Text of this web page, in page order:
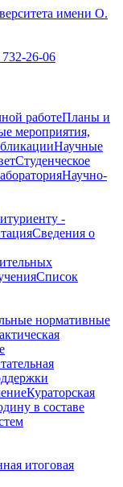
имени О.
26-06
работеПланы и
мероприятия,
Научные
Студенческое
Научно-
-
Сведения о
Cписок
нормативные
Кураторская
в составе
итоговая